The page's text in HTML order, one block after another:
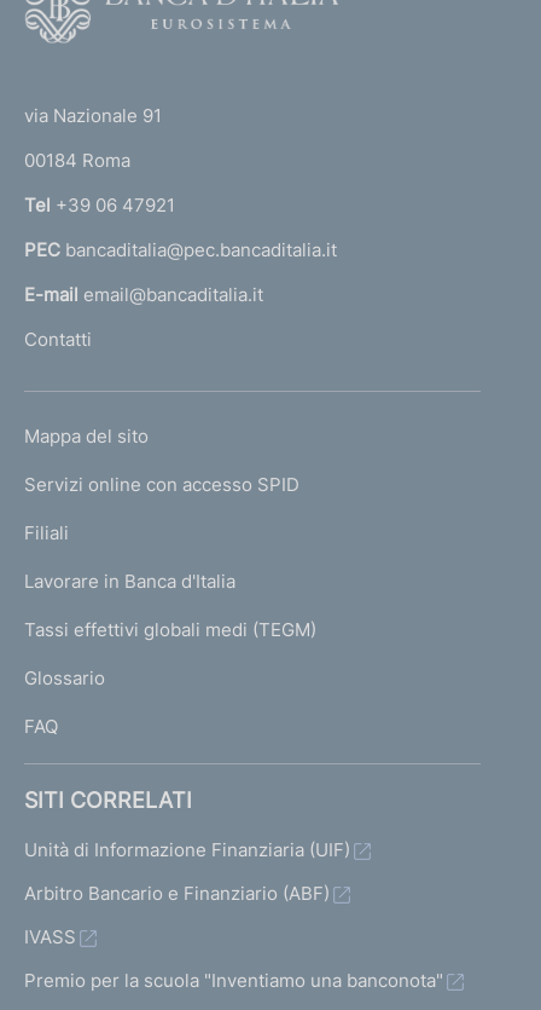
r
n
a
l
'
m
e
a
g
via Nazionale 91
00184 Roma
Tel +39 06 47921
PEC bancaditalia@pec.bancaditalia.it
E-mail email@bancaditalia.it
Contatti
L
N
K
T
I
I
Mappa del sito
Servizi online con accesso SPID
Filiali
Lavorare in Banca d'Italia
Tassi effettivi globali medi (TEGM)
Glossario
FAQ
SITI CORRELATI
Unità di Informazione Finanziaria (UIF)
Arbitro Bancario e Finanziario (ABF)
IVASS
Premio per la scuola "Inventiamo una banconota"